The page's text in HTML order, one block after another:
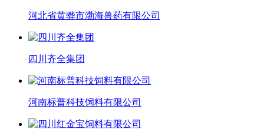
河北省黄骅市渤海兽药有限公司
四川齐全集团
河南标普科技饲料有限公司